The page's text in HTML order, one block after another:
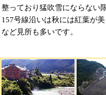
整っており猛吹雪にならない
157号線沿いは秋には紅葉が
など見所も多いです。